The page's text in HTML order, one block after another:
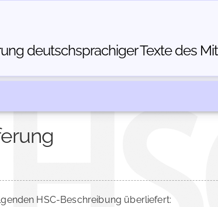
deutschsprachiger Texte des
HSC-Beschreibung überliefert: